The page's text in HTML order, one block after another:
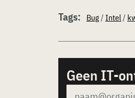
Tags: Bug/ Intel/
Geen IT-